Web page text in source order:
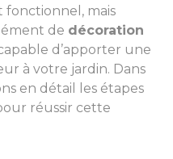
fonctionnel, mais
de décoration
d’apporter une
à votre jardin. Dans
en détail les étapes
réussir cette